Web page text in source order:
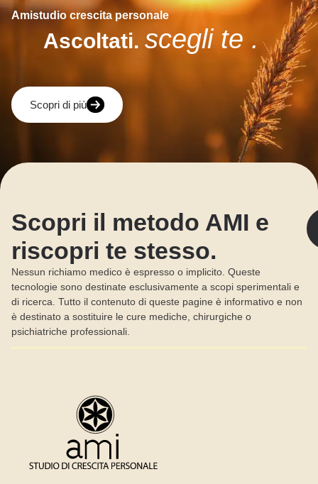
Amistudio crescita personale
Ascoltati. scegli te .
Scopri di più
Scopri il metodo AMI e
riscopri te stesso.
Nessun richiamo medico è espresso o implicito. Queste
tecnologie sono destinate esclusivamente a scopi sperimentali e
di ricerca. Tutto il contenuto di queste pagine è informativo e non
è destinato a sostituire le cure mediche, chirurgiche o
psichiatriche professionali.